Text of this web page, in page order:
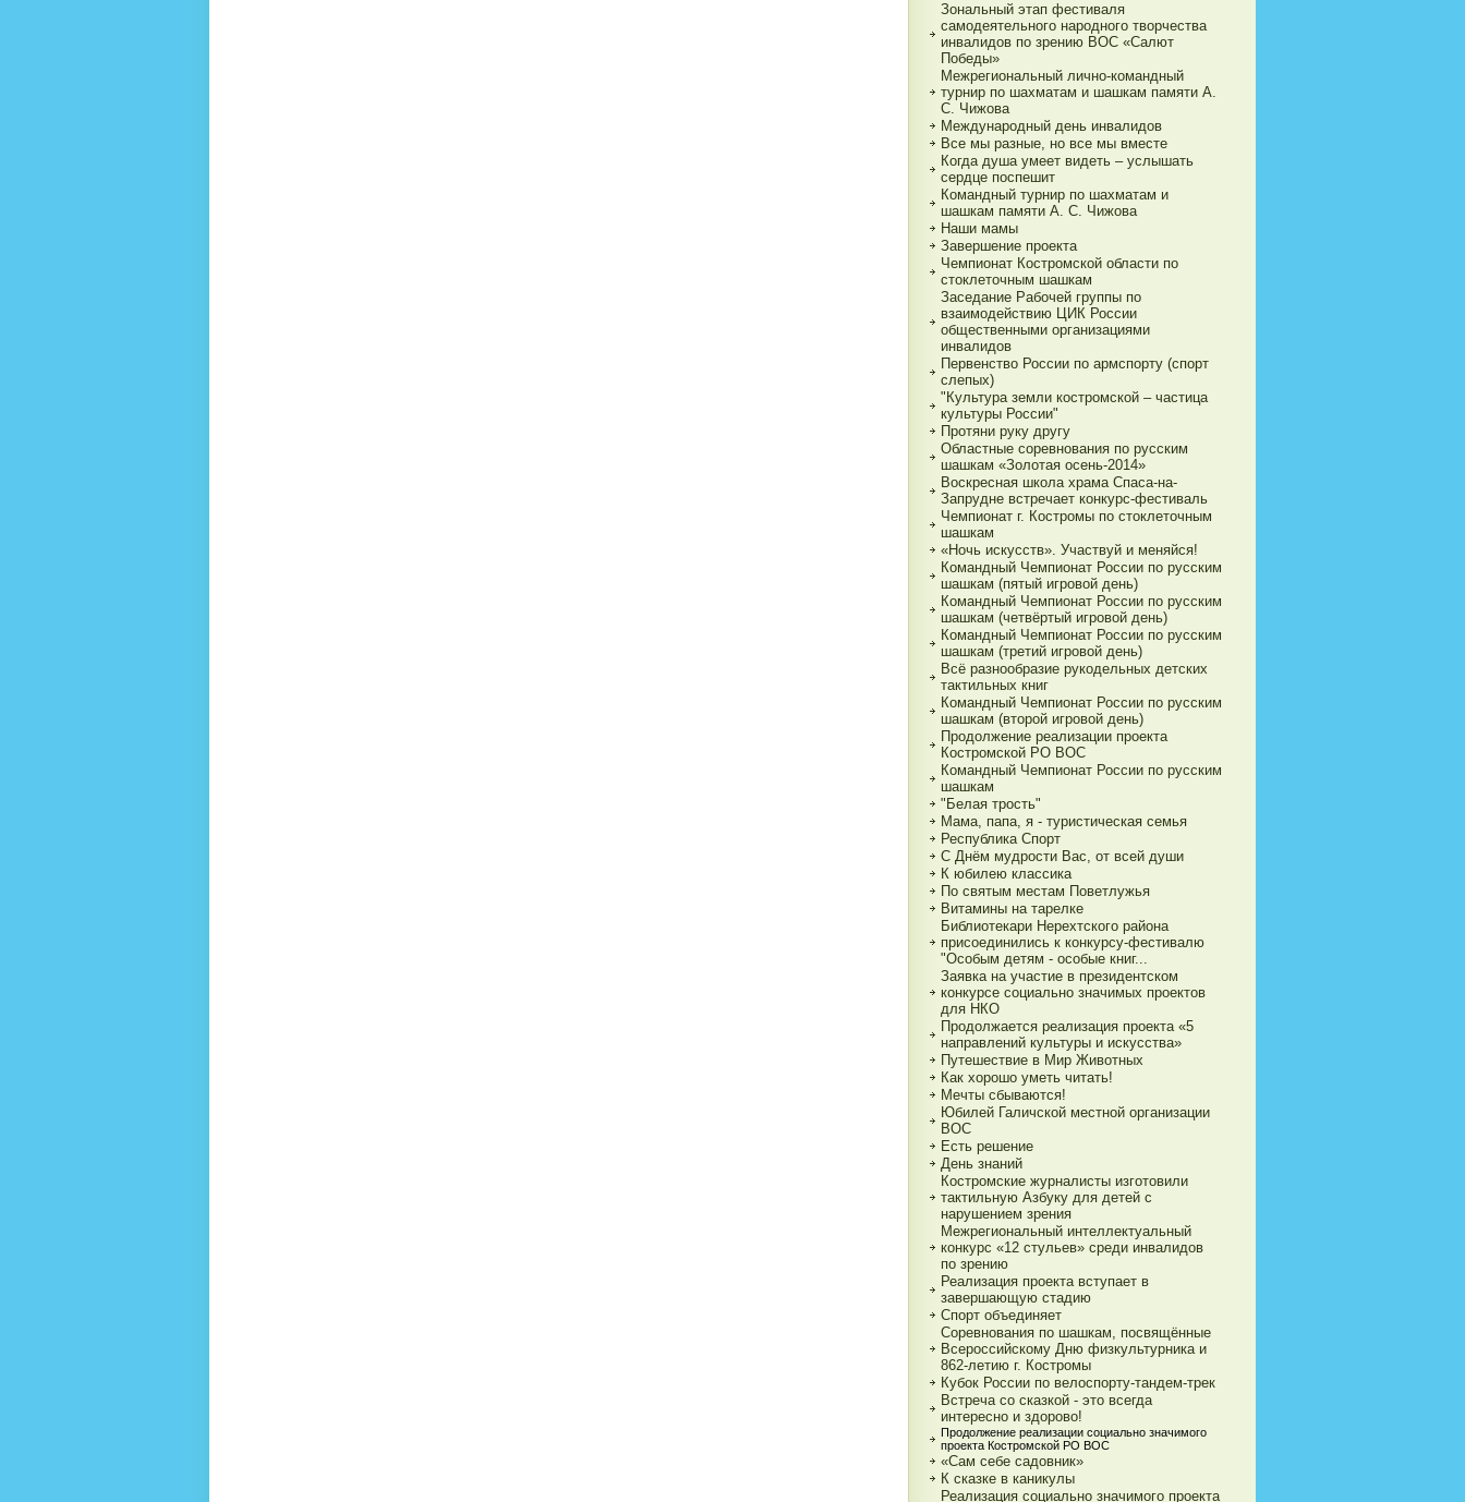
Зональный этап фестиваля
самодеятельного народного творчества
инвалидов по зрению ВОС «Салют
Победы»
Межрегиональный лично-командный
турнир по шахматам и шашкам памяти А.
С. Чижова
Международный день инвалидов
Все мы разные, но все мы вместе
Когда душа умеет видеть – услышать
сердце поспешит
Командный турнир по шахматам и
шашкам памяти А. С. Чижова
Наши мамы
Завершение проекта
Чемпионат Костромской области по
стоклеточным шашкам
Заседание Рабочей группы по
взаимодействию ЦИК России
общественными организациями
инвалидов
Первенство России по армспорту (спорт
слепых)
"Культура земли костромской – частица
культуры России"
Протяни руку другу
Областные соревнования по русским
шашкам «Золотая осень-2014»
Воскресная школа храма Спаса-на-
Запрудне встречает конкурс-фестиваль
Чемпионат г. Костромы по стоклеточным
шашкам
«Ночь искусств». Участвуй и меняйся!
Командный Чемпионат России по русским
шашкам (пятый игровой день)
Командный Чемпионат России по русским
шашкам (четвёртый игровой день)
Командный Чемпионат России по русским
шашкам (третий игровой день)
Всё разнообразие рукодельных детских
тактильных книг
Командный Чемпионат России по русским
шашкам (второй игровой день)
Продолжение реализации проекта
Костромской РО ВОС
Командный Чемпионат России по русским
шашкам
"Белая трость"
Мама, папа, я - туристическая семья
Республика Спорт
С Днём мудрости Вас, от всей души
К юбилею классика
По святым местам Поветлужья
Витамины на тарелке
Библиотекари Нерехтского района
присоединились к конкурсу-фестивалю
"Особым детям - особые книг...
Заявка на участие в президентском
конкурсе социально значимых проектов
для НКО
Продолжается реализация проекта «5
направлений культуры и искусства»
Путешествие в Мир Животных
Как хорошо уметь читать!
Мечты сбываются!
Юбилей Галичской местной организации
ВОС
Есть решение
День знаний
Костромские журналисты изготовили
тактильную Азбуку для детей с
нарушением зрения
Межрегиональный интеллектуальный
конкурс «12 стульев» среди инвалидов
по зрению
Реализация проекта вступает в
завершающую стадию
Спорт объединяет
Соревнования по шашкам, посвящённые
Всероссийскому Дню физкультурника и
862-летию г. Костромы
Кубок России по велоспорту-тандем-трек
Встреча со сказкой - это всегда
интересно и здорово!
Продолжение реализации социально значимого
проекта Костромской РО ВОС
«Сам себе садовник»
К сказке в каникулы
Реализация социально значимого проекта